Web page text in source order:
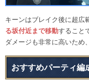
キーンはブレイク後に超広
る坂付近まで移動すること
ダメージも非常に高いため
おすすめパーティ編